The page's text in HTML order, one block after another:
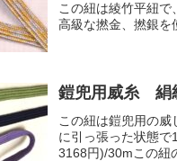
この紐は綾竹平紐で
高級な撚金、撚銀
鎧兜用威糸 絹
この紐は鎧兜用の
に引っ張った状態
3168円)/30mこの紐